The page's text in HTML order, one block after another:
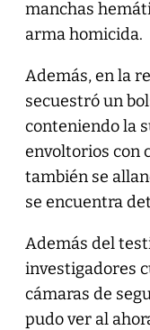
manchas
arma homicida.
Además, en la
secuestró un
conteniendo la
envoltorios con
también se
se encuentra
Además del
investigadores
cámaras de
pudo ver al